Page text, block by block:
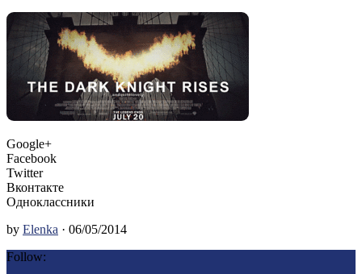
Google+
Facebook
Twitter
Вконтакте
Одноклассники
by Elenka · 06/05/2014
Follow: